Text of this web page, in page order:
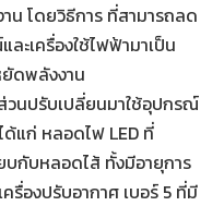
น โดยวิธีการ ที่สามารถลด
ะเครื่องใช้ไฟฟ้ามาเป็น
ดพลังงาน
นปรับเปลี่ยนมาใช้อุปกรณ์
ด้แก่ หลอดไฟ LED ที่
บกับหลอดไส้ ทั้งมีอายุการ
รื่องปรับอากาศ เบอร์ 5 ที่มี